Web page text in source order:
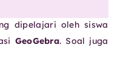
dipelajari oleh siswa
GeoGebra. Soal juga